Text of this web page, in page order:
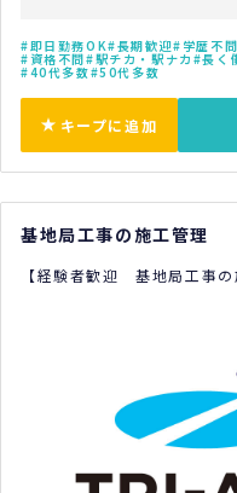
即日勤務OK 長期歓迎 学歴不
資格不問 駅チカ・駅ナカ 長く
40代多数 50代多数
キープに追加
基地局工事の施工管理
【経験者歓迎 基地局工事